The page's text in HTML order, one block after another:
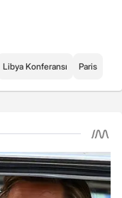
Libya Konferansı Paris